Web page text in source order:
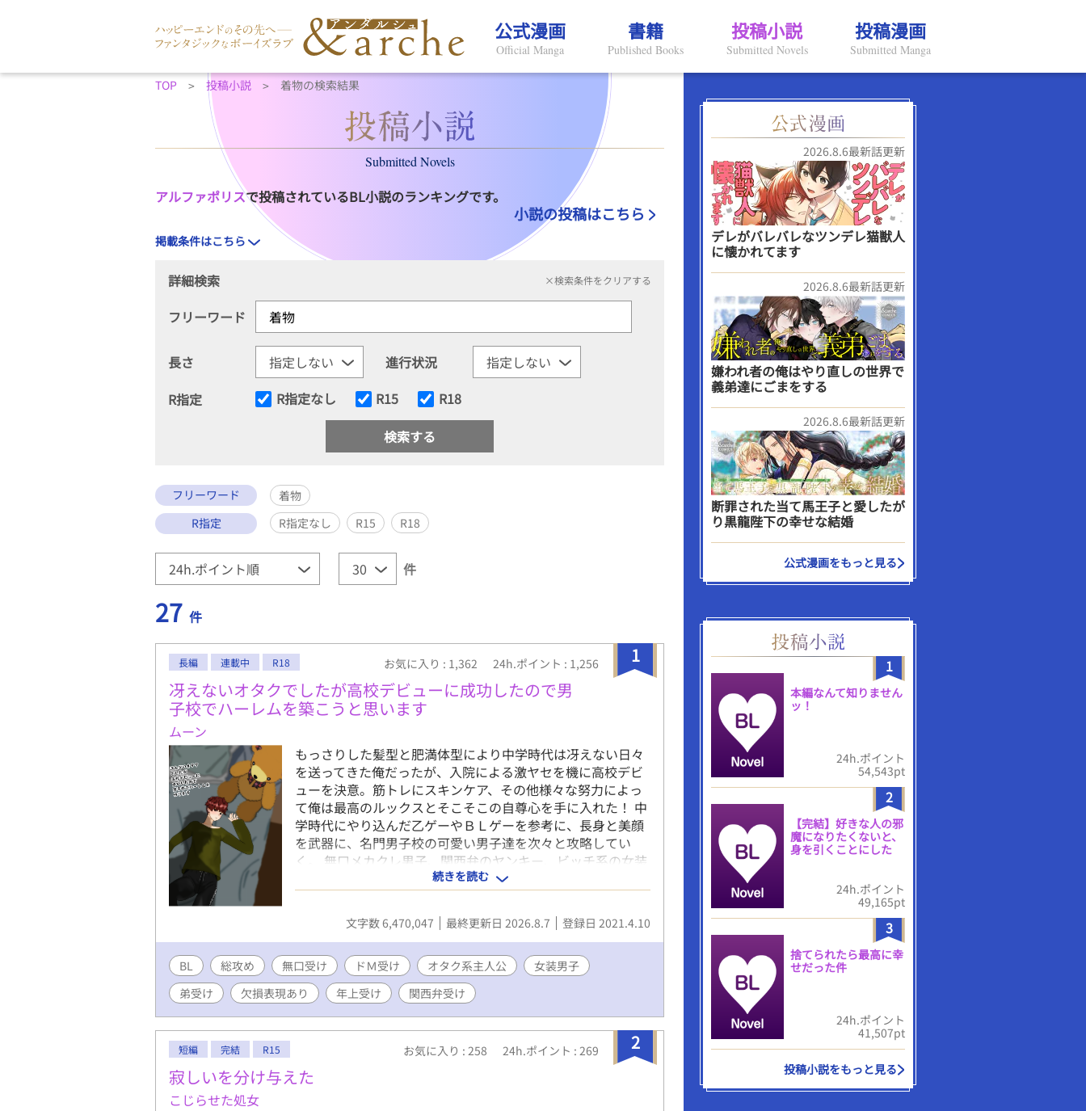
公式漫画
Official Manga
書籍
Published Books
投稿小説
Submitted Novels
投稿漫画
Submitted Manga
TOP 投稿小説 着物の検索結果
Submitted Novels
アルファポリスで投稿されているBL小説のランキングです。
小説の投稿はこちら
掲載条件はこちら
詳細検索 ×検索条件をクリアする
フリーワード
長さ
進行状況
R指定
R指定なし R15 R18
フリーワード
着物
R指定
R指定なし R15 R18
件
27 件
1
長編 連載中 R18 お気に入り : 1,362 24h.ポイント : 1,256
冴えないオタクでしたが高校デビューに成功したので男
子校でハーレムを築こうと思います
ムーン
もっさりした髪型と肥満体型により中学時代は冴えない日々
を送ってきた俺だったが、入院による激ヤセを機に高校デビ
ューを決意。筋トレにスキンケア、その他様々な努力によっ
て俺は最高のルックスとそこそこの自尊心を手に入れた！ 中
学時代にやり込んだ乙ゲーやＢＬゲーを参考に、長身と美顔
を武器に、名門男子校の可愛い男子達を次々と攻略してい
く。 無口メカクレ男子、関西弁のヤンキー、ビッチ系の女装
男子、堅物メガネの副委員長、甘え上手の現役アイドル、筋
肉系の先輩、ワンコ系の後輩、父親違いの弟、弱りきった元
いじめっ子、耽美な生徒会長にその露払いの副会長、盲目の
芸術家とその兄達、おかっぱ頭の着物男子、胡散臭い糸目な
気のないひねくれ留年男子……選り取りみどりの男子達には
第一印象をひっくり返す裏の顔が！？ ──以下注意事項──
※『』は電話やメッセージアプリのやり取りなど、（）は主
人公の心の声など、《》は主人公に聞き取り理解出来なかっ
た外国語など。 ※主人公総攻め。主人公は普通に浮気をしま
す。 ※主人公の心の声はうるさめ＆オタク色濃いめ。 ※受け
達には全員ギャップがあります。 ※登場人物のほとんどは貞
続きを読む
文字数 6,470,047 最終更新日 2026.8.7 登録日 2021.4.10
BL 総攻め 無口受け ドＭ受け オタク系主人公
女装男子
弟受け
欠損表現あり 年上受け 関西弁受け
2
短編 完結 R15 お気に入り : 258 24h.ポイント : 269
寂しいを分け与えた
こじらせた処女
2026.8.6最新話更新
デレがバレバレなツンデレ猫獣人
に懐かれてます
2026.8.6最新話更新
嫌われ者の俺はやり直しの世界で
義弟達にごまをする
2026.8.6最新話更新
断罪された当て馬王子と愛したが
り黒龍陛下の幸せな結婚
公式漫画をもっと見る
1
本編なんて知りません
ッ！
24h.ポイント
54,543pt
2
【完結】好きな人の邪
魔になりたくないと、
身を引くことにした
24h.ポイント
49,165pt
3
捨てられたら最高に幸
せだった件
24h.ポイント
41,507pt
投稿小説をもっと見る